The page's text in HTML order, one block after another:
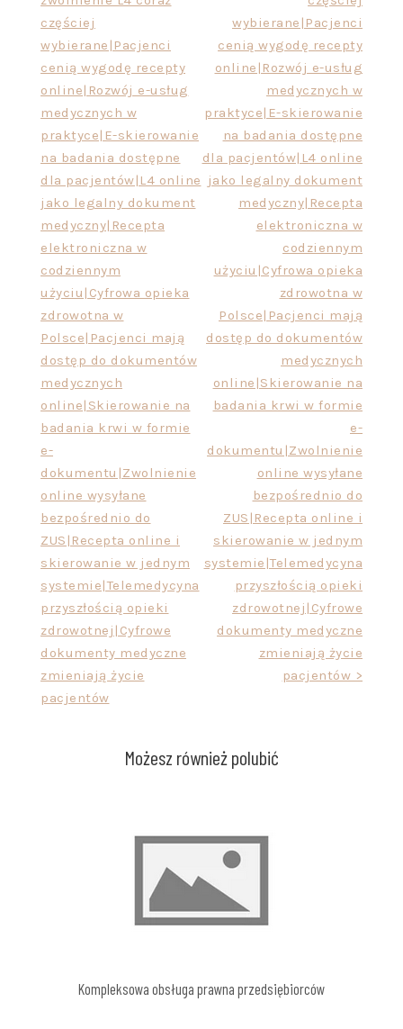
częściej
wybierane|Pacjenci
cenią wygodę recepty
online|Rozwój e-usług
medycznych w
praktyce|E-skierowanie
na badania dostępne
dla pacjentów|L4 online
jako legalny dokument
medyczny|Recepta
elektroniczna w
codziennym
użyciu|Cyfrowa opieka
zdrowotna w
Polsce|Pacjenci mają
dostęp do dokumentów
medycznych
online|Skierowanie na
badania krwi w formie
e-
dokumentu|Zwolnienie
online wysyłane
bezpośrednio do
ZUS|Recepta online i
skierowanie w jednym
systemie|Telemedycyna
przyszłością opieki
zdrowotnej|Cyfrowe
dokumenty medyczne
zmieniają życie
pacjentów
wybierane|Pacjenci
cenią wygodę recepty
online|Rozwój e-usług
medycznych w
praktyce|E-skierowanie
na badania dostępne
dla pacjentów|L4 online
jako legalny dokument
medyczny|Recepta
elektroniczna w
codziennym
użyciu|Cyfrowa opieka
zdrowotna w
Polsce|Pacjenci mają
dostęp do dokumentów
medycznych
online|Skierowanie na
badania krwi w formie
e-
dokumentu|Zwolnienie
online wysyłane
bezpośrednio do
ZUS|Recepta online i
skierowanie w jednym
systemie|Telemedycyna
przyszłością opieki
zdrowotnej|Cyfrowe
dokumenty medyczne
zmieniają życie
pacjentów >
Możesz również polubić
Kompleksowa obsługa prawna przedsiębiorców